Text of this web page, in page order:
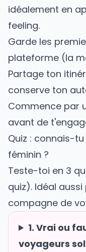
idéalement en
feeling.
Garde les
plateforme (la
Partage ton
conserve ton
Commence par
avant de
Quiz : connais-
féminin ?
Teste-toi en 3
quiz). Idéal
compagne de
1. Vrai ou
voyageurs